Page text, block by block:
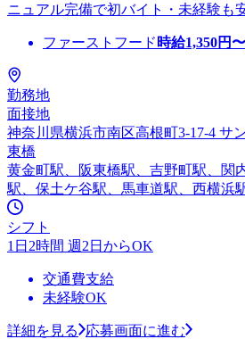
ニュアル完備で初バイト・未経験も
ファーストフード 時給1,350円〜
勤務地
面接地
神奈川県横浜市南区高根町3-17-4 サ
東橋
黄金町駅、阪東橋駅、吉野町駅、関
駅、保土ケ谷駅、馬車道駅、西横浜
シフト
1日2時間 週2日からOK
交通費支給
未経験OK
詳細を見る
応募画面に進む